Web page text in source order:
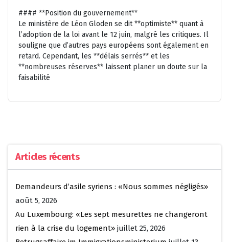
#### **Position du gouvernement**
Le ministère de Léon Gloden se dit **optimiste** quant à
l’adoption de la loi avant le 12 juin, malgré les critiques. Il
souligne que d’autres pays européens sont également en
retard. Cependant, les **délais serrés** et les
**nombreuses réserves** laissent planer un doute sur la
faisabilité
Articles récents
Demandeurs d’asile syriens : «Nous sommes négligés»
août 5, 2026
Au Luxembourg: «Les sept mesurettes ne changeront
rien à la crise du logement» juillet 25, 2026